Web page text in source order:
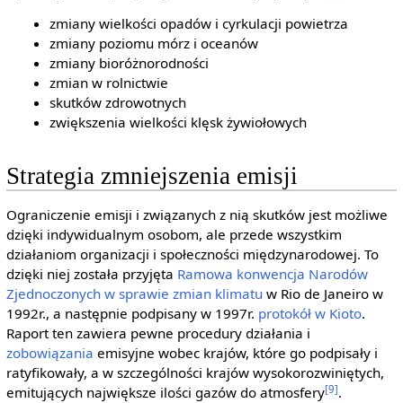
zmiany wielkości opadów i cyrkulacji powietrza
zmiany poziomu mórz i oceanów
zmiany bioróżnorodności
zmian w rolnictwie
skutków zdrowotnych
zwiększenia wielkości klęsk żywiołowych
Strategia zmniejszenia emisji
Ograniczenie emisji i związanych z nią skutków jest możliwe
dzięki indywidualnym osobom, ale przede wszystkim
działaniom organizacji i społeczności międzynarodowej. To
dzięki niej została przyjęta Ramowa konwencja Narodów
Zjednoczonych w sprawie zmian klimatu w Rio de Janeiro w
1992r., a następnie podpisany w 1997r. protokół w Kioto.
Raport ten zawiera pewne procedury działania i
zobowiązania emisyjne wobec krajów, które go podpisały i
ratyfikowały, a w szczególności krajów wysokorozwiniętych,
emitujących największe ilości gazów do atmosfery[9].